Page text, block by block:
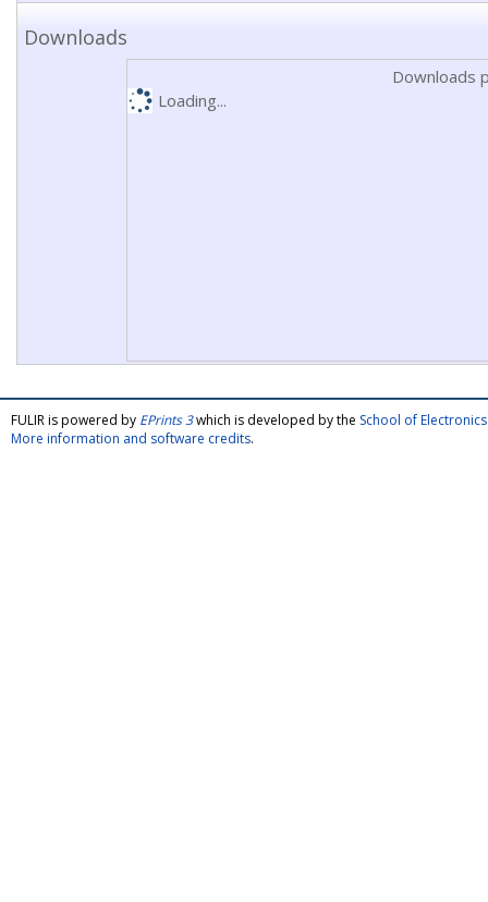
Downloads
Downloads
Loading...
FULIR is powered by EPrints 3which is developed by the School of
More information and software credits.